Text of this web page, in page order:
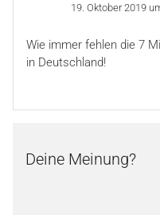
19. Oktober 2019
Wie immer fehlen die 7
in Deutschland!
Deine Meinung?